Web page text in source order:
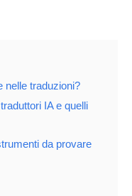
nelle traduzioni?
IA e quelli
da provare